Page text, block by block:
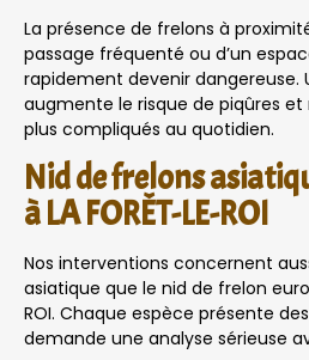
La présence de frelons à
passage fréquenté ou d’un
rapidement devenir dangereuse.
augmente le risque de piqûres
plus compliqués au quotidien.
Nid de frelons
à LA FORÊT-LE-ROI
Nos interventions concernent
asiatique que le nid de frelon
ROI. Chaque espèce présente
demande une analyse sérieuse